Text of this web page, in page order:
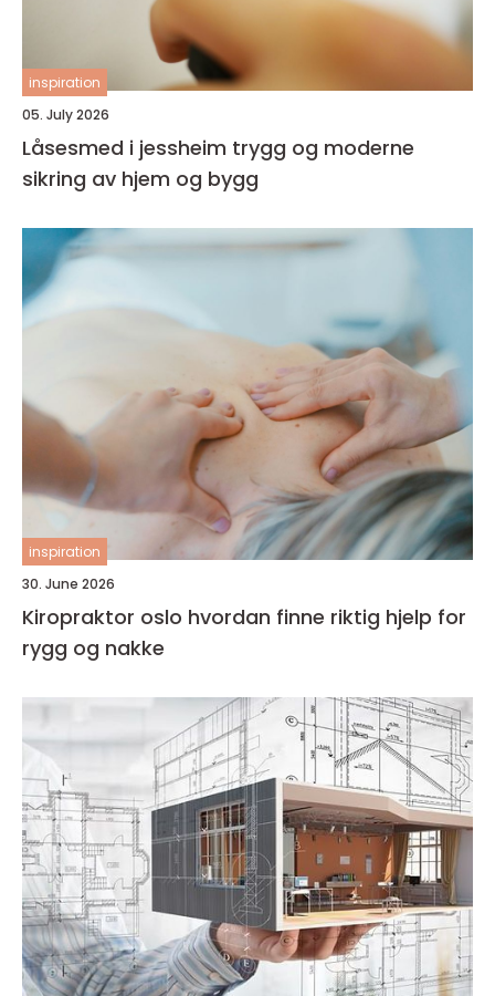
inspiration
05. July 2026
Låsesmed i jessheim trygg og moderne
sikring av hjem og bygg
inspiration
30. June 2026
Kiropraktor oslo hvordan finne riktig hjelp for
rygg og nakke